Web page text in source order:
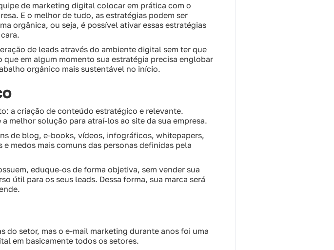
de marketing digital colocar em prática com o
E o melhor de tudo, as estratégias podem ser
orgânica, ou seja, é possível ativar essas estratégias
de leads através do ambiente digital sem ter que
em algum momento sua estratégia precisa englobar
orgânico mais sustentável no início.
a criação de conteúdo estratégico e relevante.
melhor solução para atraí-los ao site da sua empresa.
de blog, e-books, vídeos, infográficos, whitepapers,
medos mais comuns das personas definidas pela
eduque-os de forma objetiva, sem vender sua
útil para os seus leads. Dessa forma, sua marca será
do setor, mas o e-mail marketing durante anos foi uma
em basicamente todos os setores.